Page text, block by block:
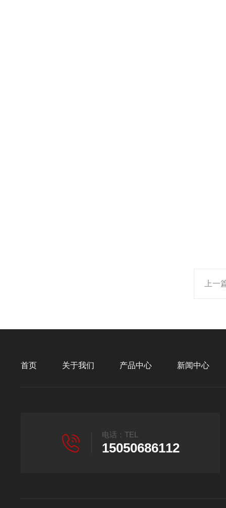
上一
首页 关于我们 产品中心 新闻中心
电话：TEL
15050686112